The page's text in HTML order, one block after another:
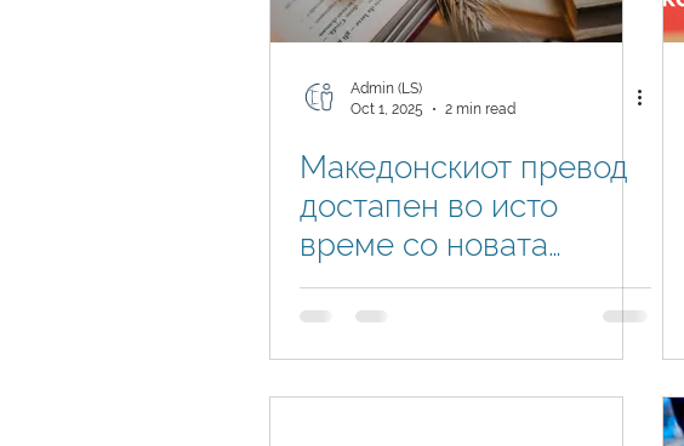
Admin (LS)
Oct 1, 2025
2 min read
Македонскиот превод
достапен во исто
време со новата
верзија на Business
Central